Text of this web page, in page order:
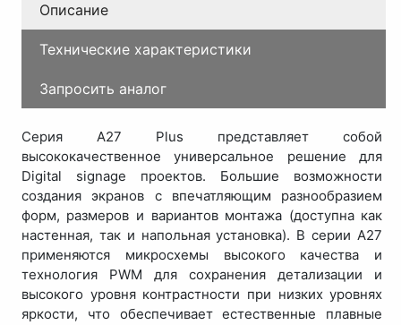
Описание
Технические характеристики
Запросить аналог
Серия A27 Plus представляет собой
высококачественное универсальное решение для
Digital signage проектов. Большие возможности
создания экранов с впечатляющим разнообразием
форм, размеров и вариантов монтажа (доступна как
настенная, так и напольная установка). В серии A27
применяются микросхемы высокого качества и
технология PWM для сохранения детализации и
высокого уровня контрастности при низких уровнях
яркости, что обеспечивает естественные плавные